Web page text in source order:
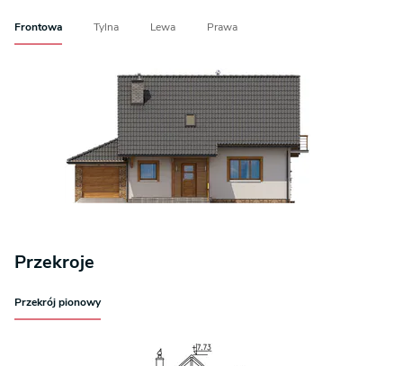
Frontowa Tylna Lewa Prawa
Przekroje
Przekrój pionowy